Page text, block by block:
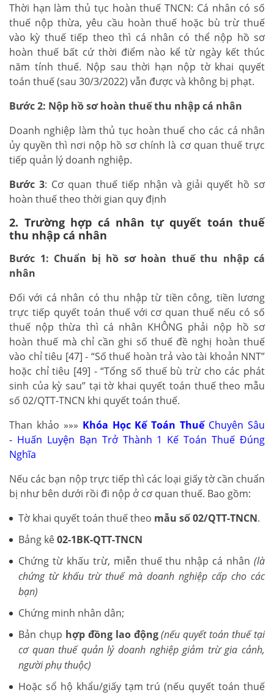
Thời hạn làm thủ tục hoàn thuế TNCN: Cá nhân có số
thuế nộp thừa, yêu cầu hoàn thuế hoặc bù trừ thuế
vào kỳ thuế tiếp theo thì cá nhân có thể nộp hồ sơ
hoàn thuế bất cứ thời điểm nào kể từ ngày kết thúc
năm tính thuế. Nộp sau thời hạn nộp tờ khai quyết
toán thuế (sau 30/3/2022) vẫn được và không bị phạt.
Bước 2: Nộp hồ sơ hoàn thuế thu nhập cá nhân
Doanh nghiệp làm thủ tục hoàn thuế cho các cá nhân
ủy quyền thì nơi nộp hồ sơ chính là cơ quan thuế trực
tiếp quản lý doanh nghiệp.
Bước 3: Cơ quan thuế tiếp nhận và giải quyết hồ sơ
hoàn thuế theo thời gian quy định
2. Trường hợp cá nhân tự quyết toán thuế
thu nhập cá nhân
Bước 1: Chuẩn bị hồ sơ hoàn thuế thu nhập cá
nhân
Đối với cá nhân có thu nhập từ tiền công, tiền lương
trực tiếp quyết toán thuế với cơ quan thuế nếu có số
thuế nộp thừa thì cá nhân KHÔNG phải nộp hồ sơ
hoàn thuế mà chỉ cần ghi số thuế đề nghị hoàn thuế
vào chỉ tiêu [47] - “Số thuế hoàn trả vào tài khoản NNT”
hoặc chỉ tiêu [49] - “Tổng số thuế bù trừ cho các phát
sinh của kỳ sau” tại tờ khai quyết toán thuế theo mẫu
số 02/QTT-TNCN khi quyết toán thuế.
Than khảo »»» Khóa Học Kế Toán ThuếChuyên Sâu
- Huấn Luyện Bạn Trở Thành 1 Kế Toán Thuế Đúng
Nghĩa
Nếu các bạn nộp trực tiếp thì các loại giấy tờ cần chuẩn
bị như bên dưới rồi đi nộp ở cơ quan thuế. Bao gồm:
Tờ khai quyết toán thuế theo mẫu số 02/QTT-TNCN.
Bảng kê02-1BK-QTT-TNCN
Chứng từ khấu trừ, miễn thuế thu nhập cá nhân (là
chứng từ khấu trừ thuế mà doanh nghiệp cấp cho các
bạn)
Chứng minh nhân dân;
Bản chụp hợp đồng lao động (nếu quyết toán thuế tại
cơ quan thuế quản lý doanh nghiệp giảm trừ gia cảnh,
người phụ thuộc)
Hoặc sổ hộ khẩu/giấy tạm trú (nếu quyết toán thuế